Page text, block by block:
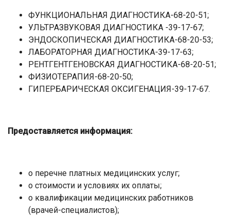
ФУНКЦИОНАЛЬНАЯ ДИАГНОСТИКА-68-20-51;
УЛЬТРАЗВУКОВАЯ ДИАГНОСТИКА -39-17-67;
ЭНДОСКОПИЧЕСКАЯ ДИАГНОСТИКА-68-20-53;
ЛАБОРАТОРНАЯ ДИАГНОСТИКА-39-17-63;
РЕНТГЕНТГЕНОВСКАЯ ДИАГНОСТИКА-68-20-51;
ФИЗИОТЕРАПИЯ-68-20-50;
ГИПЕРБАРИЧЕСКАЯ ОКСИГЕНАЦИЯ-39-17-67.
Предоставляется информация:
о перечне платных медицинских услуг;
о стоимости и условиях их оплаты;
о квалификации медицинских работников
(врачей-специалистов);